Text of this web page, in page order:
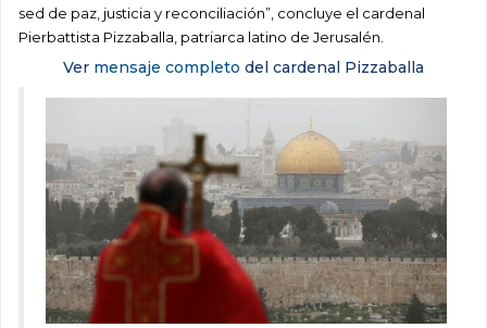
sed de paz, justicia y reconciliación”, concluye el cardenal
Pierbattista Pizzaballa, patriarca latino de Jerusalén.
Ver mensaje completo del cardenal Pizzaballa